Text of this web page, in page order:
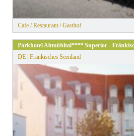
Cafe / Restaurant / Gasthof
Parkhotel Altmühltal**** Superior -
DE | Fränkisches Seenland